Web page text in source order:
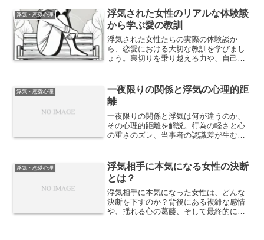
浮気・恋愛心理
浮気された女性のリアルな体験談
から学ぶ愛の教訓
浮気された女性たちの実際の体験談か
ら、恋愛における大切な教訓を学びまし
ょう。裏切りを乗り越える力や、自己成
浮気・恋愛心理
一夜限りの関係と浮気の心理的距
離
一夜限りの関係と浮気は何が違うのか、
その心理的距離を解説。行為の軽さと心
の重さのズレ、当事者の認識差が生む問
浮気・恋愛心理
浮気相手に本気になる女性の決断
とは？
浮気相手に本気になった女性は、どんな
決断を下すのか？背後にある複雑な感情
や、揺れる心の葛藤、そして最終的に選